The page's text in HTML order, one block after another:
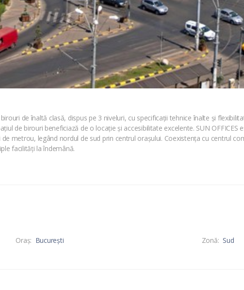
de înaltă clasă, dispus pe 3 niveluri, cu specificații tehnice înalte și
de birouri beneficiază de o locație și accesibilitate excelente. SUN
metrou, legând nordul de sud prin centrul orașului. Coexistența cu centrul
facilități la îndemână.
Oraş: București Zonă: Sud